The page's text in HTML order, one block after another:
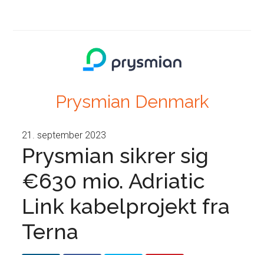
Prysmian Denmark
21. september 2023
Prysmian sikrer sig
€630 mio. Adriatic
Link kabelprojekt fra
Terna